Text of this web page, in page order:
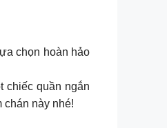
chọn hoàn hảo
chiếc quần ngắn
chán này nhé!